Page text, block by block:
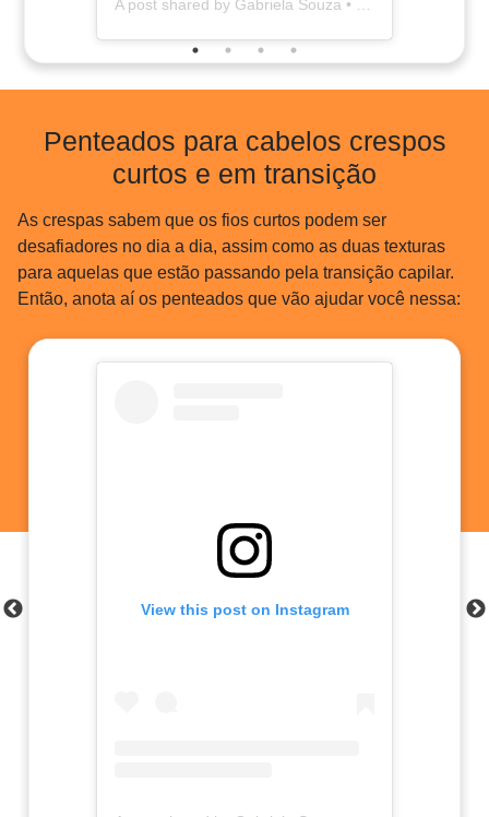
A post shared by Gabriela Souza • cachos 3c/4a (@diariodagabisouza)
Penteados para cabelos crespos
curtos e em transição
As crespas sabem que os fios curtos podem ser
desafiadores no dia a dia, assim como as duas texturas
para aquelas que estão passando pela transição capilar.
Então, anota aí os penteados que vão ajudar você nessa:
View this post on Instagram